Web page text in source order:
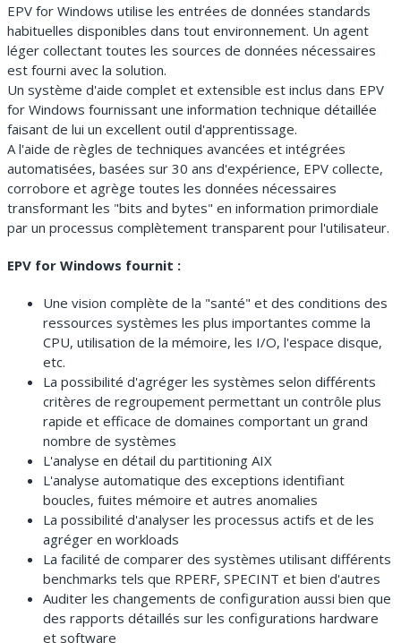
EPV for Windows utilise les entrées de données standards
habituelles disponibles dans tout environnement. Un agent
léger collectant toutes les sources de données nécessaires
est fourni avec la solution.
Un système d'aide complet et extensible est inclus dans EPV
for Windows fournissant une information technique détaillée
faisant de lui un excellent outil d'apprentissage.
A l'aide de règles de techniques avancées et intégrées
automatisées, basées sur 30 ans d'expérience, EPV collecte,
corrobore et agrège toutes les données nécessaires
transformant les "bits and bytes" en information primordiale
par un processus complètement transparent pour l'utilisateur.
EPV for Windows fournit :
Une vision complète de la "santé" et des conditions des
ressources systèmes les plus importantes comme la
CPU, utilisation de la mémoire, les I/O, l'espace disque,
etc.
La possibilité d'agréger les systèmes selon différents
critères de regroupement permettant un contrôle plus
rapide et efficace de domaines comportant un grand
nombre de systèmes
L'analyse en détail du partitioning AIX
L'analyse automatique des exceptions identifiant
boucles, fuites mémoire et autres anomalies
La possibilité d'analyser les processus actifs et de les
agréger en workloads
La facilité de comparer des systèmes utilisant différents
benchmarks tels que RPERF, SPECINT et bien d'autres
Auditer les changements de configuration aussi bien que
des rapports détaillés sur les configurations hardware
et software